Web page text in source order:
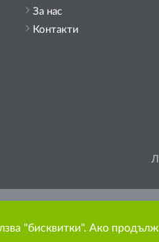
За нас
Контакти
"бисквитки". Ако